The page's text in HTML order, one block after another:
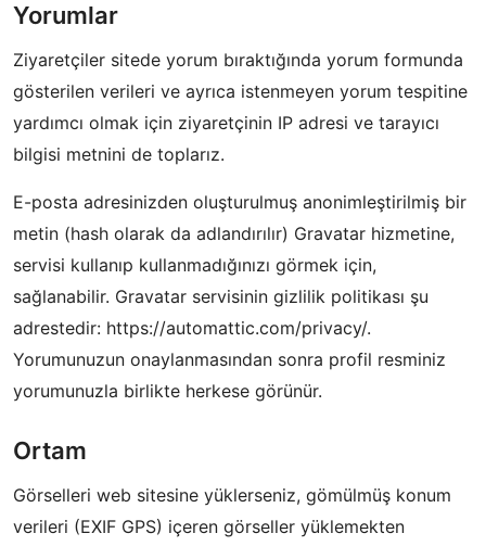
Yorumlar
Ziyaretçiler sitede yorum bıraktığında yorum formunda
gösterilen verileri ve ayrıca istenmeyen yorum tespitine
yardımcı olmak için ziyaretçinin IP adresi ve tarayıcı
bilgisi metnini de toplarız.
E-posta adresinizden oluşturulmuş anonimleştirilmiş bir
metin (hash olarak da adlandırılır) Gravatar hizmetine,
servisi kullanıp kullanmadığınızı görmek için,
sağlanabilir. Gravatar servisinin gizlilik politikası şu
adrestedir: https://automattic.com/privacy/.
Yorumunuzun onaylanmasından sonra profil resminiz
yorumunuzla birlikte herkese görünür.
Ortam
Görselleri web sitesine yüklerseniz, gömülmüş konum
verileri (EXIF GPS) içeren görseller yüklemekten